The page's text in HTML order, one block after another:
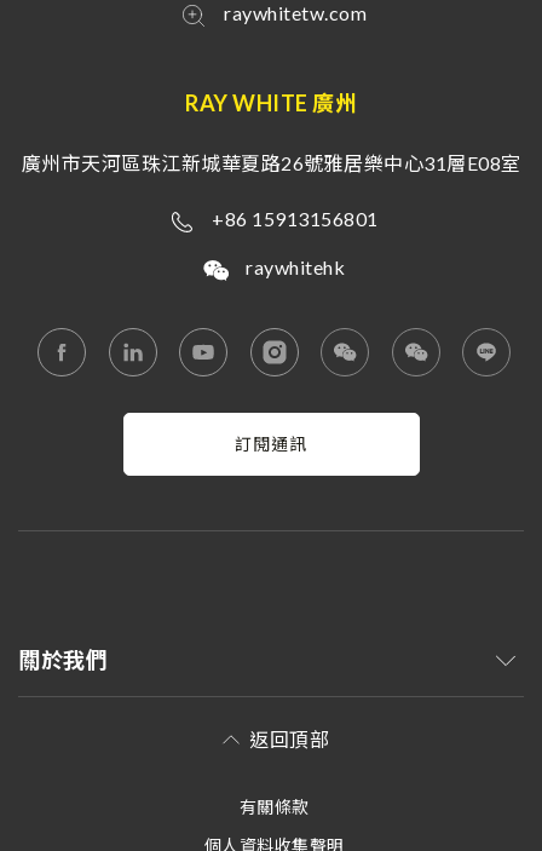
raywhitetw.com
RAY WHITE 廣州
廣州市天河區珠江新城華夏路26號雅居樂中心31層E08室
+86 15913156801
raywhitehk
訂閱通訊
關於我們
返回頂部
有關條款
個人資料收集聲明